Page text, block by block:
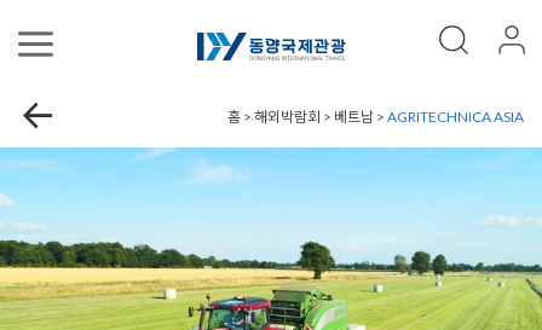
홈 > 해외박람회 > 베트남 > AGRITECHNICA ASIA